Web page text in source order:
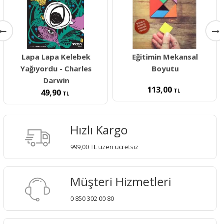
Lapa Lapa Kelebek
Yağıyordu - Charles
Darwin
49,90TL
Eğitimin Mekansal
Boyutu
113,00 TL
Hızlı Kargo
999,00 TL üzeri ücretsiz
Müşteri Hizmetleri
0 850 302 00 80